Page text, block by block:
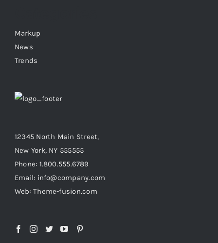
Markup
News
Trends
12345 North Main Street,
New York, NY 555555
Phone: 1.800.555.6789
Email: info@company.com
Web: Theme-fusion.com